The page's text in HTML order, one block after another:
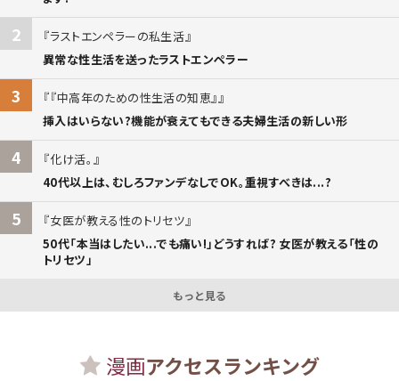
2
ラストエンペラーの私生活
異常な性生活を送ったラストエンペラー
3
『中高年のための性生活の知恵』
挿入はいらない?機能が衰えてもできる夫婦生活の新しい形
4
化け活。
40代以上は、むしろファンデなしでOK。重視すべきは...?
5
女医が教える性のトリセツ
50代「本当はしたい...でも痛い!」どうすれば? 女医が教える「性の
トリセツ」
もっと見る
漫画アクセスランキング